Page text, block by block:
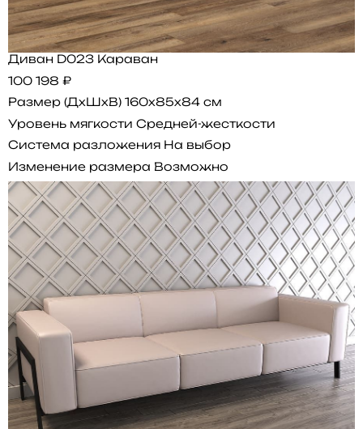
Диван D023 Караван
100 198 ₽
Размер (ДхШхВ) 160x85x84 см
Уровень мягкости Средней-жесткости
Система разложения На выбор
Изменение размера Возможно